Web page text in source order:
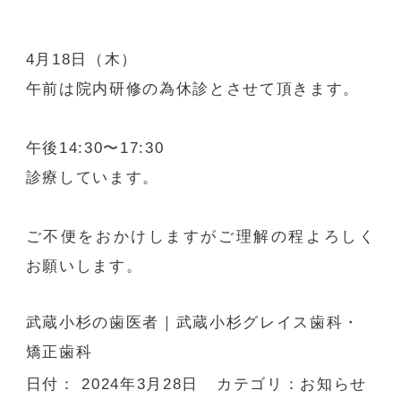
4月18日（木）
午前は院内研修の為休診とさせて頂きます。
午後14:30〜17:30
診療しています。
ご不便をおかけしますがご理解の程よろしく
お願いします。
武蔵小杉の歯医者 ｜武蔵小杉グレイス歯科・
矯正歯科
日付： 2024年3月28日 カテゴリ： お知らせ